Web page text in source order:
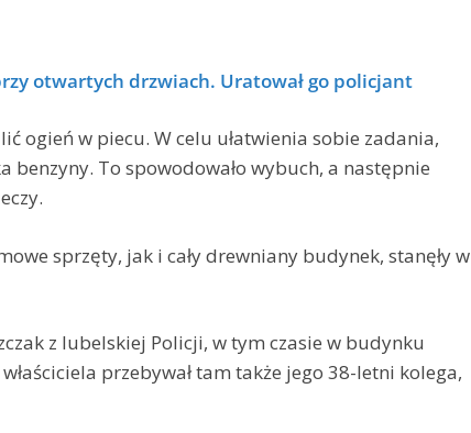
otwartych drzwiach. Uratował go policjant
ogień w piecu. W celu ułatwienia sobie zadania,
benzyny. To spowodowało wybuch, a następnie
sprzęty, jak i cały drewniany budynek, stanęły w
z lubelskiej Policji, w tym czasie w budynku
przebywał tam także jego 38-letni kolega,